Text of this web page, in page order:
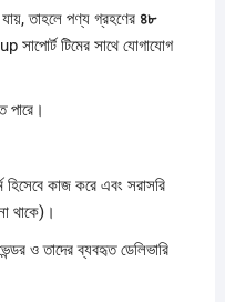
তাহলে পণ্য গ্রহণের ৪৮
সাপোর্ট টিমের সাথে যোগাযোগ
পারে।
কাজ করে এবং সরাসরি
থাকে)।
ও তাদের ব্যবহৃত ডেলিভারি